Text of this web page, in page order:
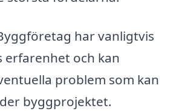
har vanligtvis
erfarenhet och kan
problem som kan
byggprojektet.